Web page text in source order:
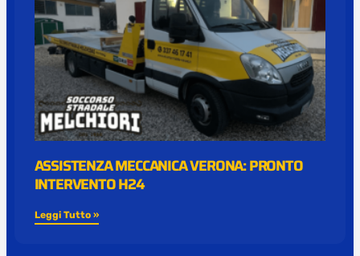
ASSISTENZA MECCANICA VERONA: PRONTO
INTERVENTO H24
Leggi Tutto »